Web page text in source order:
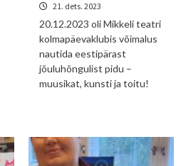
21. dets. 2023
20.12.2023 oli Mikkeli teatri
kolmapäevaklubis võimalus
nautida eestipärast
jõuluhõngulist pidu –
muusikat, kunsti ja toitu!